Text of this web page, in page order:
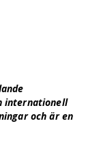
internationell
och är en